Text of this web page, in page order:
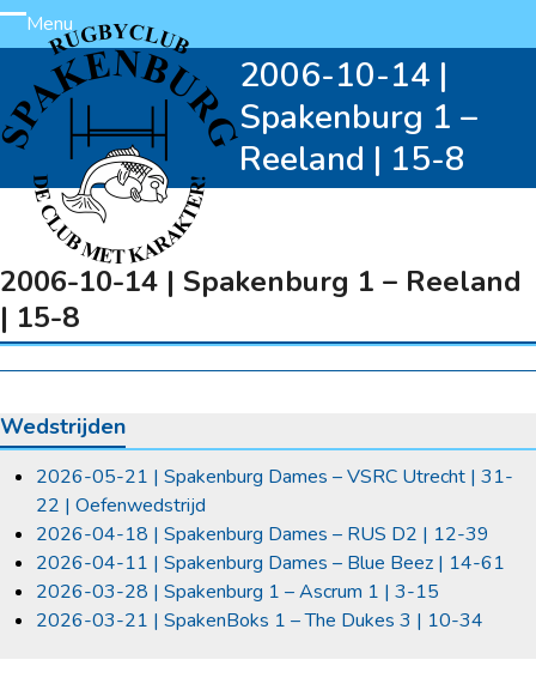
Skip
to
content
Menu
Open
mobile
menu
Close
mobile
menu
2006-10-14 |
Spakenburg 1 –
Reeland | 15-8
2006-10-14 | Spakenburg 1 – Reeland
| 15-8
Wedstrijden
2026-05-21 | Spakenburg Dames – VSRC Utrecht | 31-
22 | Oefenwedstrijd
2026-04-18 | Spakenburg Dames – RUS D2 | 12-39
2026-04-11 | Spakenburg Dames – Blue Beez | 14-61
2026-03-28 | Spakenburg 1 – Ascrum 1 | 3-15
2026-03-21 | SpakenBoks 1 – The Dukes 3 | 10-34